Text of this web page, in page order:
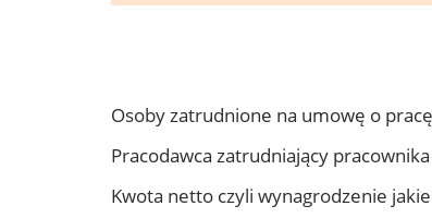
Osoby zatrudnione na umowę o
Pracodawca zatrudniający
Kwota netto czyli wynagrodzenie